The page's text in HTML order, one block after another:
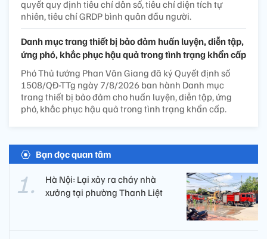
quyết quy định tiêu chí dân số, tiêu chí diện tích tự
nhiên, tiêu chí GRDP bình quân đầu người.
Danh mục trang thiết bị bảo đảm huấn luyện, diễn tập,
ứng phó, khắc phục hậu quả trong tình trạng khẩn cấp
Phó Thủ tướng Phan Văn Giang đã ký Quyết định số
1508/QĐ-TTg ngày 7/8/2026 ban hành Danh mục
trang thiết bị bảo đảm cho huấn luyện, diễn tập, ứng
phó, khắc phục hậu quả trong tình trạng khẩn cấp.
Bạn đọc quan tâm
Hà Nội: Lại xảy ra cháy nhà
xưởng tại phường Thanh Liệt